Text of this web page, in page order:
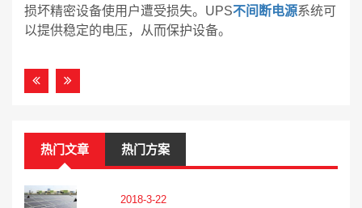
损坏精密设备使用户遭受损失。UPS不间断电源系统可
以提供稳定的电压，从而保护设备。
热门文章 热门方案
2018-3-22